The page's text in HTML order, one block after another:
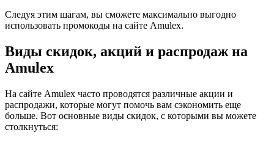
Следуя этим шагам, вы сможете максимально выгодно
использовать промокоды на сайте Amulex.
Виды скидок, акций и распродаж на
Amulex
На сайте Amulex часто проводятся различные акции и
распродажи, которые могут помочь вам сэкономить еще
больше. Вот основные виды скидок, с которыми вы можете
столкнуться: